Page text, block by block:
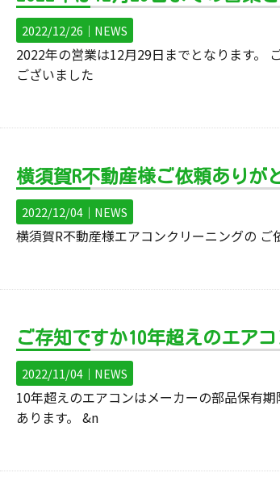
2022/12/26｜ NEWS
2022年の営業は12月29日までとなります。
ございました
横須賀R不動産様ご依頼ありが
2022/12/04｜ NEWS
横須賀R不動産様エアコンクリーニングの ご
ご存知ですか10年超えのエア
2022/11/04｜ NEWS
10年超えのエアコンはメーカーの部品保有
あります。 &n